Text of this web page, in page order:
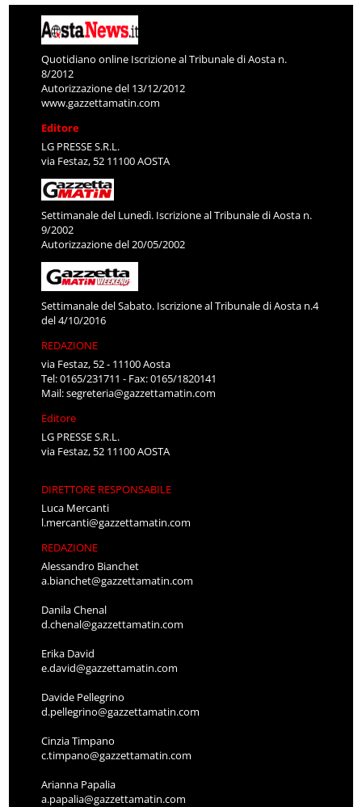
Quotidiano online Iscrizione al Tribunale di Aosta n.
8/2012
Autorizzazione del 13/12/2012
www.gazzettamatin.com
Editore
LG PRESSE S.R.L.
via Festaz, 52 11100 AOSTA
Settimanale del Lunedì. Iscrizione al Tribunale di Aosta n.
9/2002
Autorizzazione del 20/05/2002
Settimanale del Sabato. Iscrizione al Tribunale di Aosta n.4
del 4/10/2016
REDAZIONE
via Festaz, 52 - 11100 Aosta
Tel: 0165/231711 - Fax: 0165/1820141
Mail:segreteria@gazzettamatin.com
Editore
LG PRESSE S.R.L.
via Festaz, 52 11100 AOSTA
DIRETTORE RESPONSABILE
Luca Mercanti
l.mercanti@gazzettamatin.com
REDAZIONE
Alessandro Bianchet
a.bianchet@gazzettamatin.com
Danila Chenal
d.chenal@gazzettamatin.com
Erika David
e.david@gazzettamatin.com
Davide Pellegrino
d.pellegrino@gazzettamatin.com
Cinzia Timpano
c.timpano@gazzettamatin.com
Arianna Papalia
a.papalia@gazzettamatin.com